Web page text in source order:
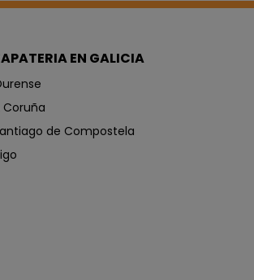
EN GALICIA
Coruña
de Compostela